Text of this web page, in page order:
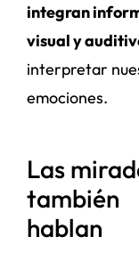
integran
visual y
interpretar
emociones.
Las
también
hablan